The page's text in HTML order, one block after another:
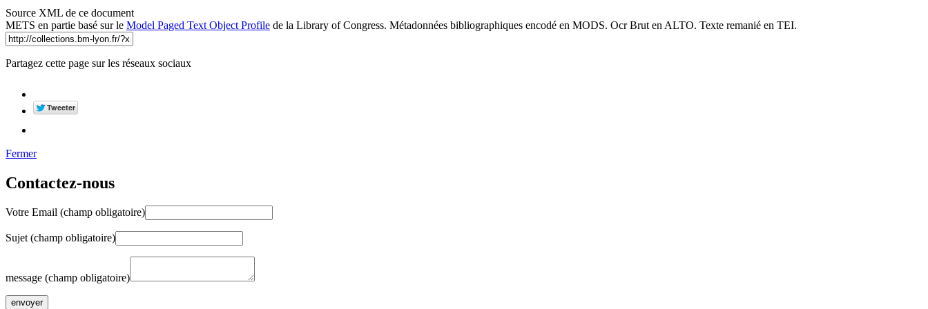
Source XML de ce document
METS en partie basé sur le Model Paged Text Object Profile de la Library of Congress. Métadonnées bibliographiques encodé en MODS. Ocr Brut en ALTO. Texte remanié en TEI.
Partagez cette page sur les réseaux sociaux
Fermer
Contactez-nous
Votre Email (champ obligatoire)
Sujet (champ obligatoire)
message (champ obligatoire)